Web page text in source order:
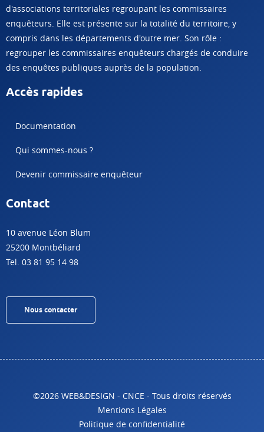
d'associations territoriales regroupant les commissaires
enquêteurs. Elle est présente sur la totalité du territoire, y
compris dans les départements d'outre mer. Son rôle :
regrouper les commissaires enquêteurs chargés de conduire
des enquêtes publiques auprès de la population.
Accès rapides
Documentation
Qui sommes-nous ?
Devenir commissaire enquêteur
Contact
10 avenue Léon Blum
25200 Montbéliard
Tel. 03 81 95 14 98
Nous contacter
©2026 WEB&DESIGN - CNCE - Tous droits réservés
Mentions Légales
Politique de confidentialité